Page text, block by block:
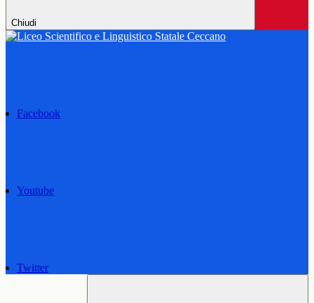
Chiudi
Facebook
Youtube
Twitter